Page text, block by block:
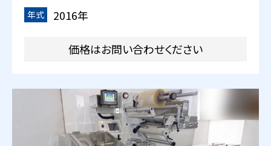
年式
2016年
価格はお問い合わせください